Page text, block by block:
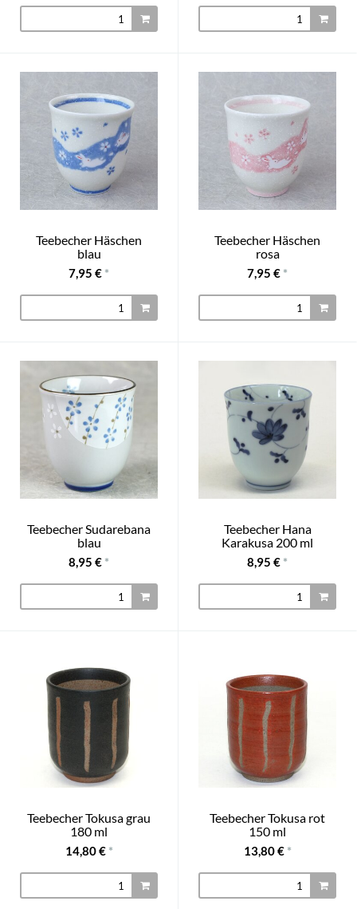
Teebecher Häschen
blau
7,95 € *
Teebecher Häschen
rosa
7,95 € *
Teebecher Sudarebana
blau
8,95 € *
Teebecher Hana
Karakusa 200 ml
8,95 € *
Teebecher Tokusa grau
180 ml
14,80 € *
Teebecher Tokusa rot
150 ml
13,80 € *